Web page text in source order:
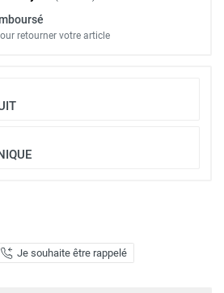
Je souhaite être rappelé
retourner votre article